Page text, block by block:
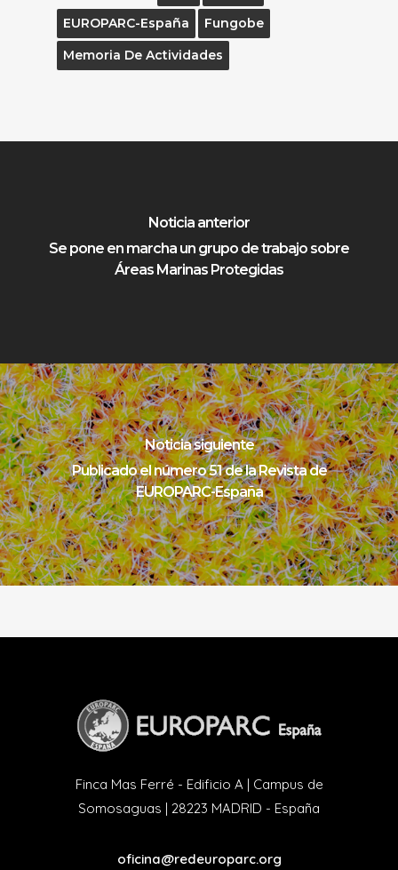
EUROPARC-España
Fungobe
Memoria De Actividades
Noticia anterior
Se pone en marcha un grupo de trabajo sobre
Áreas Marinas Protegidas
Noticia siguiente
Publicado el número 51 de la Revista de
EUROPARC-España
Finca Mas Ferré - Edificio A | Campus de
Somosaguas | 28223 MADRID - España
oficina@redeuroparc.org